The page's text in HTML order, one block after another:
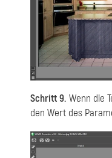
Schritt 9. Wenn die
den Wert des